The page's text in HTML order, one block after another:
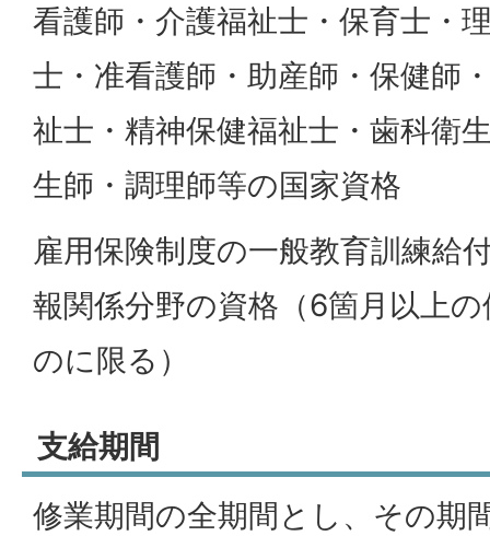
看護師・介護福祉士・保育士・
士・准看護師・助産師・保健師
祉士・精神保健福祉士・歯科衛
生師・調理師等の国家資格
雇用保険制度の一般教育訓練給
報関係分野の資格（6箇月以上
のに限る）
支給期間
修業期間の全期間とし、その期